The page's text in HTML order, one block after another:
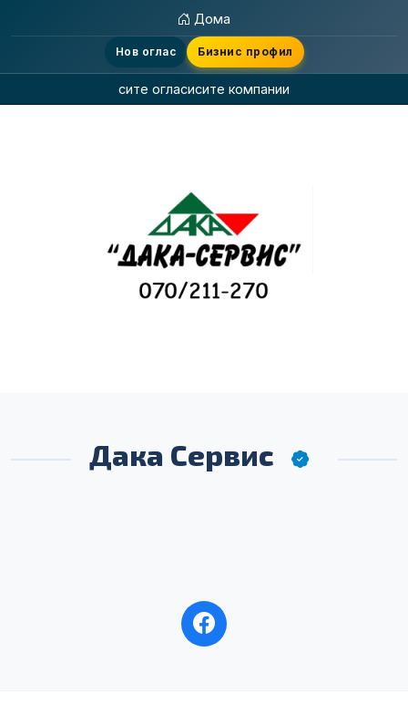
Дома
Нов оглас Бизнис профил
сите огласисите компании
Дака Сервис